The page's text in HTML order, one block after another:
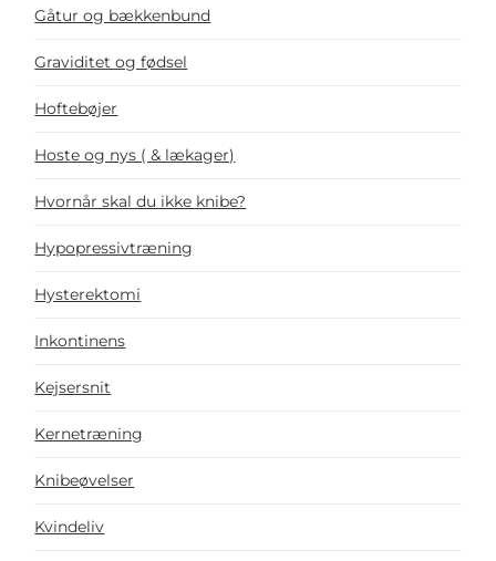
Gåtur og bækkenbund
Graviditet og fødsel
Hoftebøjer
Hoste og nys ( & lækager)
Hvornår skal du ikke knibe?
Hypopressivtræning
Hysterektomi
Inkontinens
Kejsersnit
Kernetræning
Knibeøvelser
Kvindeliv